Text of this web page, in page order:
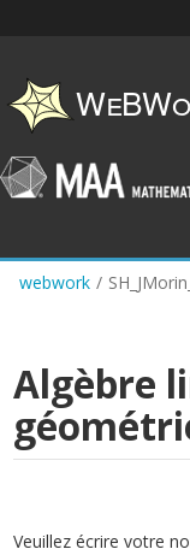
content
webwork /
Algèbre
Veuillez écrire votre